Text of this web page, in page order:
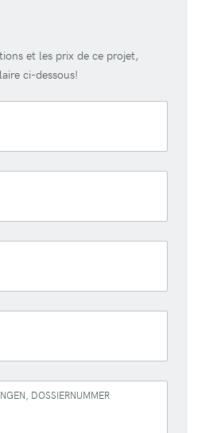
et les prix de ce projet,
ci-dessous!
DOSSIERNUMMER